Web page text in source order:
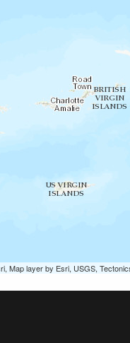
Map layer by Esri, USGS,